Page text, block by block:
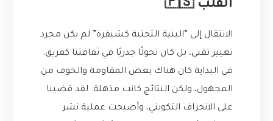
القلب 🇵🇸
الانتقال إلى “البنية التحتية كشيفرة” لم يكن مجرد
تغيير تقني، بل كان تحولًا جذريًا في ثقافتنا كفريق.
في البداية كان هناك بعض المقاومة والخوف من
المجهول، ولكن النتائج كانت مذهلة. لقد قضينا
على الانحراف التكويني، وأصبحت عملية نشر